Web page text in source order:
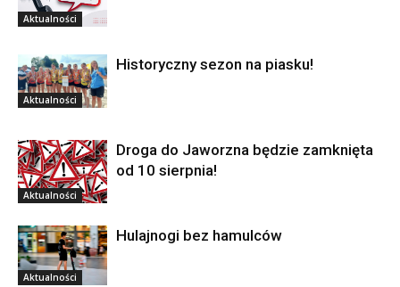
Aktualności
Aktualności
Historyczny sezon na piasku!
Aktualności
Droga do Jaworzna będzie zamknięta
od 10 sierpnia!
Aktualności
Hulajnogi bez hamulców